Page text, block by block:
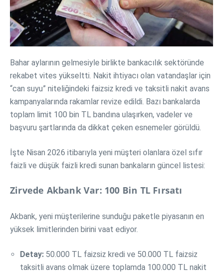
Bahar aylarının gelmesiyle birlikte bankacılık sektöründe
rekabet vites yükseltti. Nakit ihtiyacı olan vatandaşlar için
“can suyu” niteliğindeki faizsiz kredi ve taksitli nakit avans
kampanyalarında rakamlar revize edildi. Bazı bankalarda
toplam limit 100 bin TL bandına ulaşırken, vadeler ve
başvuru şartlarında da dikkat çeken esnemeler görüldü.
İşte Nisan 2026 itibarıyla yeni müşteri olanlara özel sıfır
faizli ve düşük faizli kredi sunan bankaların güncel listesi:
Zirvede Akbank Var: 100 Bin TL Fırsatı
Akbank, yeni müşterilerine sunduğu paketle piyasanın en
yüksek limitlerinden birini vaat ediyor.
Detay: 50.000 TL faizsiz kredi ve 50.000 TL faizsiz
taksitli avans olmak üzere toplamda 100.000 TL nakit